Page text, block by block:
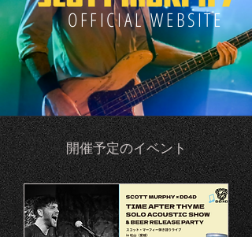
OFFICIAL WEBSITE
開催予定のイベント